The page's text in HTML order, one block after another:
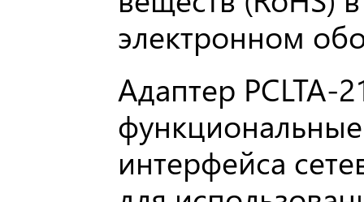
электронном
Адаптер PCLTA-
интерфейса